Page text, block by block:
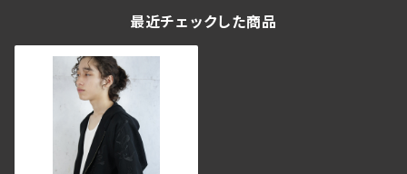
最近チェックした商品